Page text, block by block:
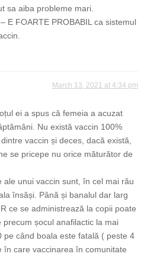
sa aiba probleme mari.
E FOARTE PROBABIL ca sistemul
March 13, 2021 at 4:34 pm
ei a spus că femeia a acuzat
Nu există vaccin 100%
vaccin și deces, dacă există,
se pricepe nu orice măturător de
ale unui vaccin sunt, în cel mai rău
însăși. Până și banalul dar larg
ce se administrează la copii poate
precum șocul anafilactic la mai
pe când boala este fatală ( peste 4
în care vaccinarea în comunitate